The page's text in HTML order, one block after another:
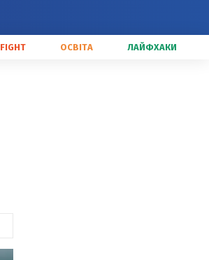
FIGHT ОСВІТА ЛАЙФХАКИ